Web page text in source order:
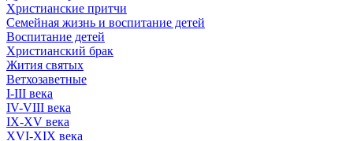
Христианские притчи
Семейная жизнь и воспитание детей
Воспитание детей
Христианский брак
Жития святых
Ветхозаветные
I-III века
IV-VIII века
IX-XV века
XVI-XIX века